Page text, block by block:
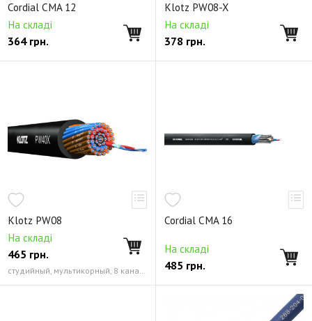
Cordial CMA 12
На складі
364грн.
Klotz PW08-X
На складі
378 грн.
Klotz PW08
На складі
465 грн.
студийный, мультикорный, 8 каналов, 3-х жильный 0.22 мм² (24 AWG)
Cordial CMA 16
На складі
485 грн.